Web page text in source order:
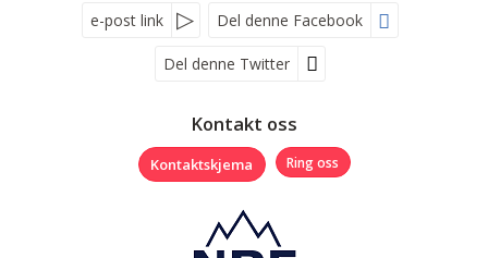
e-post link Del denne Facebook
Del denne Twitter
Kontakt oss
Kontaktskjema Ring oss
Nyhetsbrev